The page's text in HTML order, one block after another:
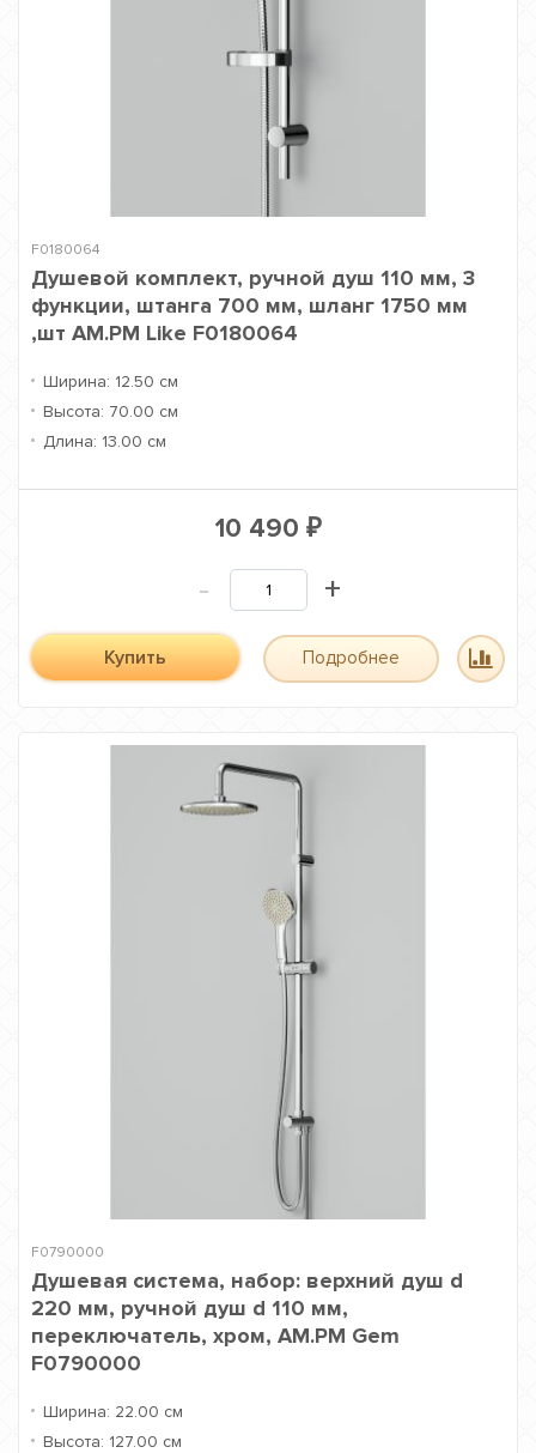
F0180064
Душевой комплект, ручной душ 110 мм, 3
функции, штанга 700 мм, шланг 1750 мм
,шт AM.PM Like F0180064
Ширина: 12.50 см
Высота: 70.00 см
Длина: 13.00 см
10 490 ₽
- +
Купить Подробнее
F0790000
Душевая система, набор: верхний душ d
220 мм, ручной душ d 110 мм,
переключатель, хром, AM.PM Gem
F0790000
Ширина: 22.00 см
Высота: 127.00 см